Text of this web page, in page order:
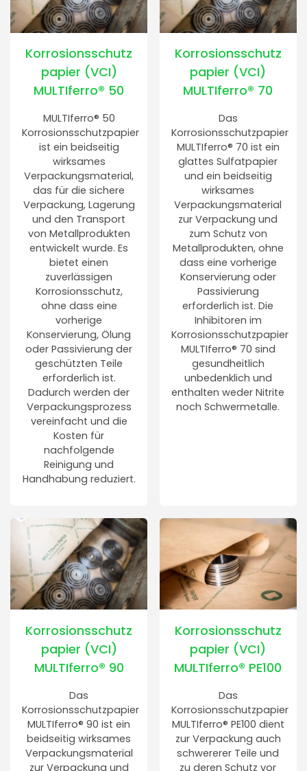
Korrosionsschutz
papier (VCI)
MULTIferro® 50
MULTIferro® 50
Korrosionsschutzpapier
ist ein beidseitig
wirksames
Verpackungsmaterial,
das für die sichere
Verpackung, Lagerung
und den Transport
von Metallprodukten
entwickelt wurde. Es
bietet einen
zuverlässigen
Korrosionsschutz,
ohne dass eine
vorherige
Konservierung, Ölung
oder Passivierung der
geschützten Teile
erforderlich ist.
Dadurch werden der
Verpackungsprozess
vereinfacht und die
Kosten für
nachfolgende
Reinigung und
Handhabung reduziert.
Korrosionsschutz
papier (VCI)
MULTIferro® 70
Das
Korrosionsschutzpapier
MULTIferro® 70 ist ein
glattes Sulfatpapier
und ein beidseitig
wirksames
Verpackungsmaterial
zur Verpackung und
zum Schutz von
Metallprodukten, ohne
dass eine vorherige
Konservierung oder
Passivierung
erforderlich ist. Die
Inhibitoren im
Korrosionsschutzpapier
MULTIferro® 70 sind
gesundheitlich
unbedenklich und
enthalten weder Nitrite
noch Schwermetalle.
Korrosionsschutz
papier (VCI)
MULTIferro® 90
Das
Korrosionsschutzpapier
MULTIferro® 90 ist ein
beidseitig wirksames
Verpackungsmaterial
zur Verpackung und
Korrosionsschutz
papier (VCI)
MULTIferro® PE100
Das
Korrosionsschutzpapier
MULTIferro® PE100 dient
zur Verpackung auch
schwererer Teile und
zu deren Schutz vor